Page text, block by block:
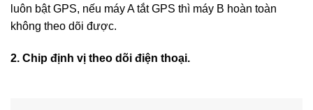
luôn bật GPS, nếu máy A tắt GPS thì máy B hoàn toàn
không theo dõi được.
2. Chip định vị theo dõi điện thoại.